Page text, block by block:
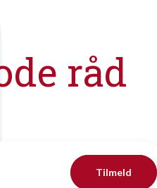
råd
Tilmeld